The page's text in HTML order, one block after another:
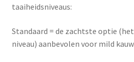
taaiheidsniveaus:
Standaard = de zachtste optie
niveau) aanbevolen voor mild